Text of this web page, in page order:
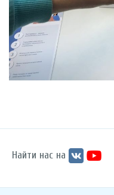
Найти нас на